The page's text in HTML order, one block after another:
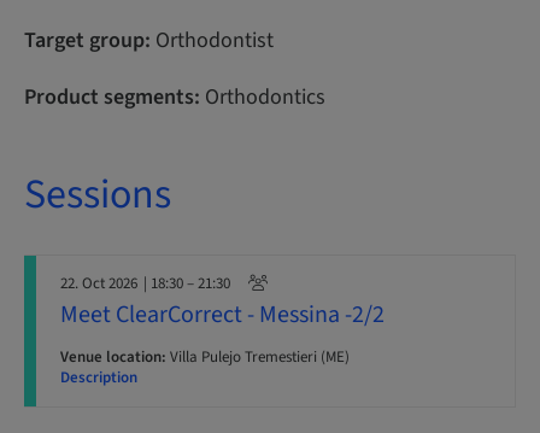
Target group: Orthodontist
Product segments: Orthodontics
Sessions
22. Oct 2026 | 18:30 – 21:30
Meet ClearCorrect - Messina -2/2
Venue location: Villa Pulejo Tremestieri (ME)
Description